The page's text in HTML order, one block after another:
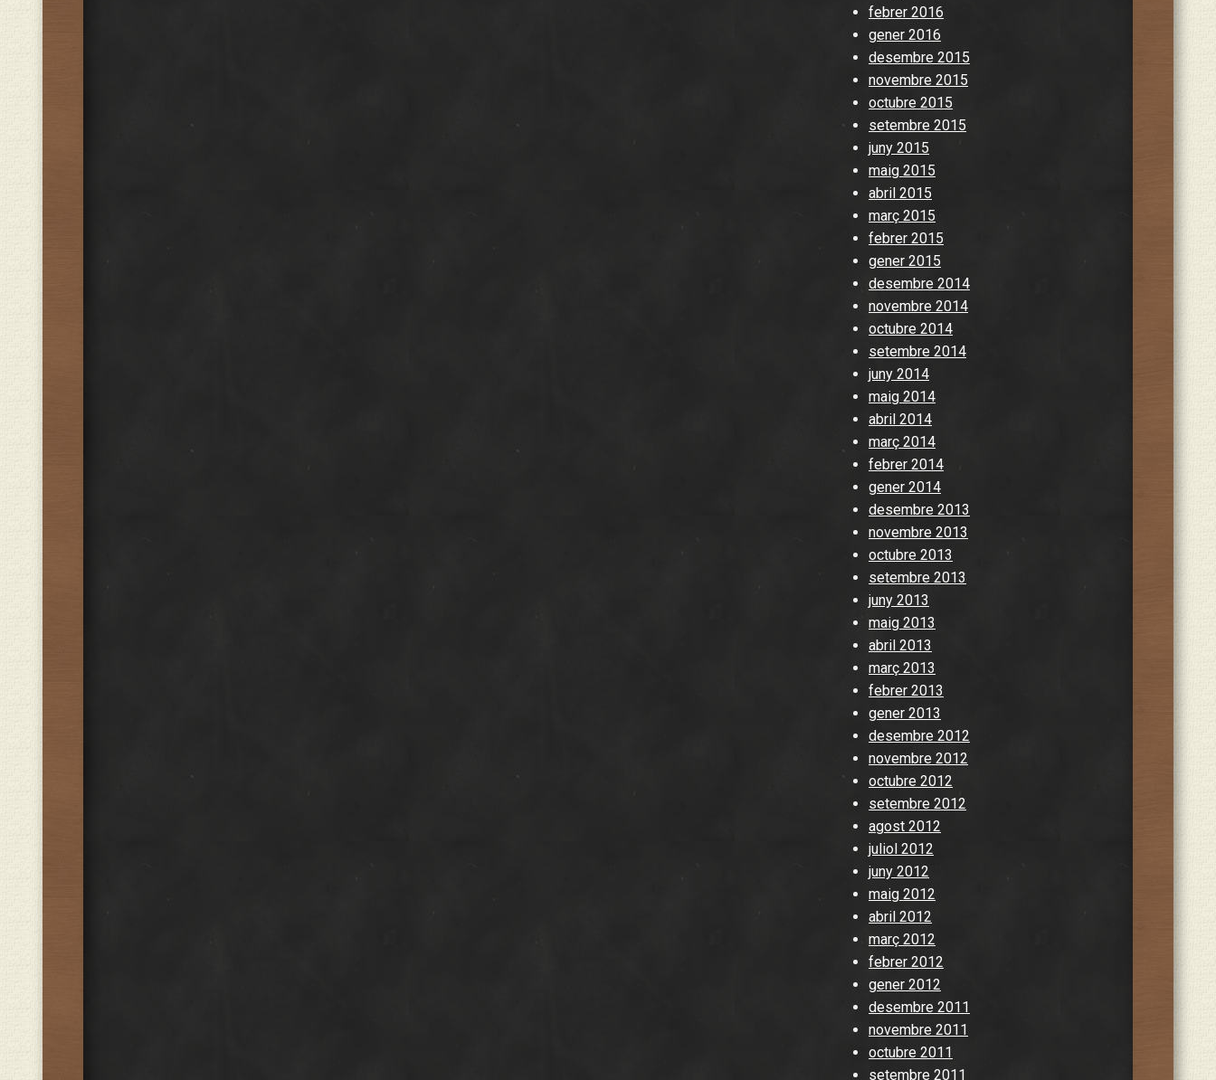
febrer 2016
gener 2016
desembre 2015
novembre 2015
octubre 2015
setembre 2015
juny 2015
maig 2015
abril 2015
març 2015
febrer 2015
gener 2015
desembre 2014
novembre 2014
octubre 2014
setembre 2014
juny 2014
maig 2014
abril 2014
març 2014
febrer 2014
gener 2014
desembre 2013
novembre 2013
octubre 2013
setembre 2013
juny 2013
maig 2013
abril 2013
març 2013
febrer 2013
gener 2013
desembre 2012
novembre 2012
octubre 2012
setembre 2012
agost 2012
juliol 2012
juny 2012
maig 2012
abril 2012
març 2012
febrer 2012
gener 2012
desembre 2011
novembre 2011
octubre 2011
setembre 2011